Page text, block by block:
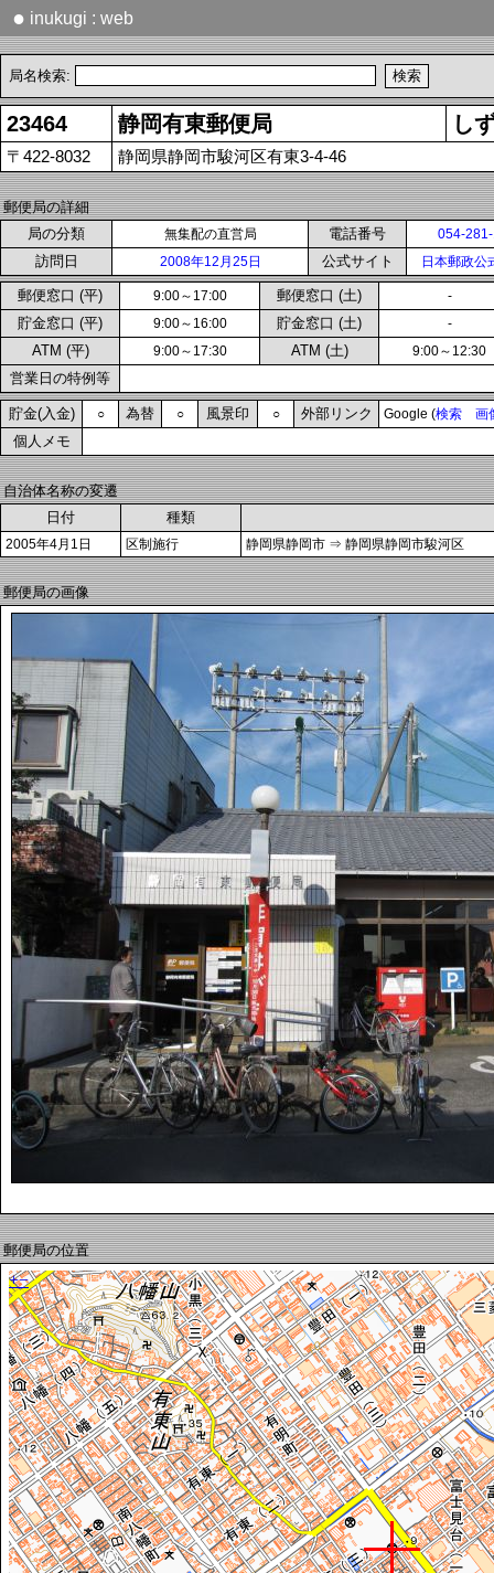
● inukugi : web
局名検索:
23464 静岡有東郵便局 し
〒422-8032 静岡県静岡市駿河区有東3-4-46
郵便局の詳細
局の分類
無集配の直営局 電話番号 054-
訪問日 2008年12月25日 公式サイト 日本郵政公
郵便窓口 (平) 9:00～17:00 郵便窓口 (土) -
貯金窓口 (平) 9:00～16:00 貯金窓口 (土) -
ATM (平) 9:00～17:30 ATM (土) 9:00～12:30
営業日の特例等
貯金(入金) ○ 為替 ○ 風景印 ○ 外部リンク Google (検索 画
個人メモ
自治体名称の変遷
日付
種類
2005年4月1日 区制施行 静岡県静岡市 ⇒ 静岡県静岡市駿河区
郵便局の画像
郵便局の位置